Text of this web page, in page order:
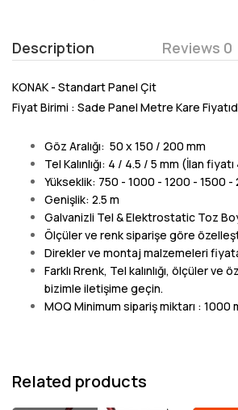
Description Reviews 0
KONAK - Standart Panel Çit
Fiyat Birimi : Sade Panel Metre Kare
Göz Aralığı: 50 x 150 / 200 mm
Tel Kalınlığı: 4 / 4.5 / 5 mm (İlan fiyatı
Yükseklik: 750 - 1000 - 1200 - 1500 -
Genişlik: 2.5 m
Galvanizli Tel & Elektrostatic Toz
Ölçüler ve renk siparişe göre
Direkler ve montaj malzemeleri
Farklı Rrenk, Tel kalınlığı, ölçüler ve
bizimle iletişime geçin.
MOQ Minimum sipariş miktarı : 1000
Related products